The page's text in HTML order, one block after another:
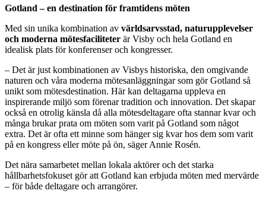
Gotland – en destination för framtidens möten
Med sin unika kombination av världsarvsstad, naturupplevelser
och moderna mötesfaciliteter är Visby och hela Gotland en
idealisk plats för konferenser och kongresser.
– Det är just kombinationen av Visbys historiska, den omgivande
naturen och våra moderna mötesanläggningar som gör Gotland så
unikt som mötesdestination. Här kan deltagarna uppleva en
inspirerande miljö som förenar tradition och innovation. Det skapar
också en otrolig känsla då alla mötesdeltagare ofta stannar kvar och
många brukar prata om möten som varit på Gotland som något
extra. Det är ofta ett minne som hänger sig kvar hos dem som varit
på en kongress eller möte på ön, säger Annie Rosén.
Det nära samarbetet mellan lokala aktörer och det starka
hållbarhetsfokuset gör att Gotland kan erbjuda möten med mervärde
– för både deltagare och arrangörer.